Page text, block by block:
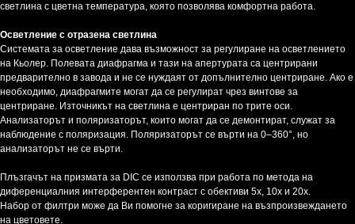
светлина с цветна температура, която позволява комфортна работа.
Осветление с отразена светлина
Системата за осветление дава възможност за регулиране на осветлението
на Кьолер. Полевата диафрагма и тази на апертурата са центрирани
предварително в завода и не се нуждаят от допълнително центриране. Ако е
необходимо, диафрагмите могат да се регулират чрез винтове за
центриране. Източникът на светлина е центриран по трите оси.
Анализаторът и поляризаторът, които могат да се демонтират, служат за
наблюдение с поляризация. Поляризаторът се върти на 0–360°, но
анализаторът не се върти.
Плъзгачът на призмата за DIC се използва при работа по метода на
диференциалния интерферентен контраст с обективи 5x, 10x и 20x.
Набор от филтри може да Ви помогне за коригиране на възпроизвеждането
на цветовете.